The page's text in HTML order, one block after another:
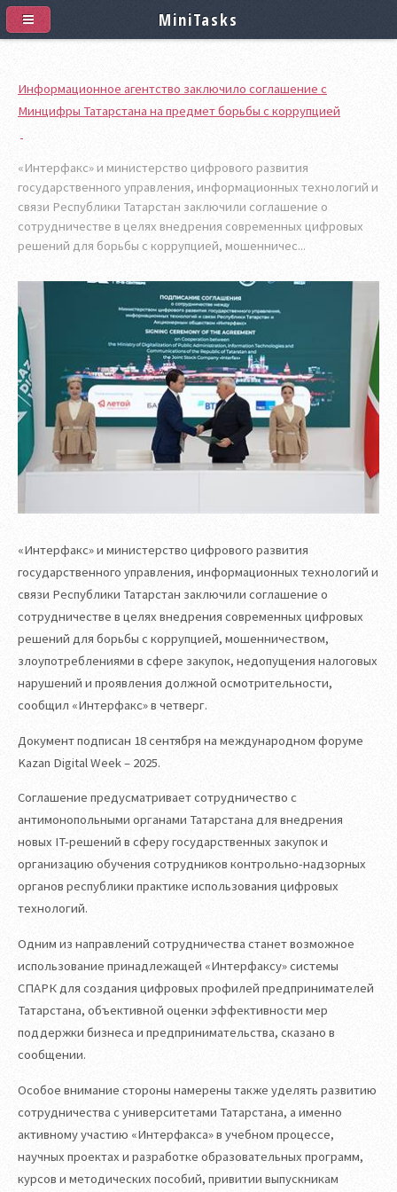
Информационное агентство заключило соглашение с
Минцифры Татарстана на предмет борьбы с коррупцией
«Интерфакс» и министерство цифрового развития
государственного управления, информационных технологий и
связи Республики Татарстан заключили соглашение о
сотрудничестве в целях внедрения современных цифровых
решений для борьбы с коррупцией, мошенничес...
«Интерфакс» и министерство цифрового развития
государственного управления, информационных технологий и
связи Республики Татарстан заключили соглашение о
сотрудничестве в целях внедрения современных цифровых
решений для борьбы с коррупцией, мошенничеством,
злоупотреблениями в сфере закупок, недопущения налоговых
нарушений и проявления должной осмотрительности,
сообщил «Интерфакс» в четверг.
Документ подписан 18 сентября на международном форуме
Kazan Digital Week – 2025.
Соглашение предусматривает сотрудничество с
антимонопольными органами Татарстана для внедрения
новых IT-решений в сферу государственных закупок и
организацию обучения сотрудников контрольно-надзорных
органов республики практике использования цифровых
технологий.
Одним из направлений сотрудничества станет возможное
использование принадлежащей «Интерфаксу» системы
СПАРК для создания цифровых профилей предпринимателей
Татарстана, объективной оценки эффективности мер
поддержки бизнеса и предпринимательства, сказано в
сообщении.
Особое внимание стороны намерены также уделять развитию
сотрудничества с университетами Татарстана, а именно
активному участию «Интерфакса» в учебном процессе,
научных проектах и разработке образовательных программ,
курсов и методических пособий, привитии выпускникам
MiniTasks